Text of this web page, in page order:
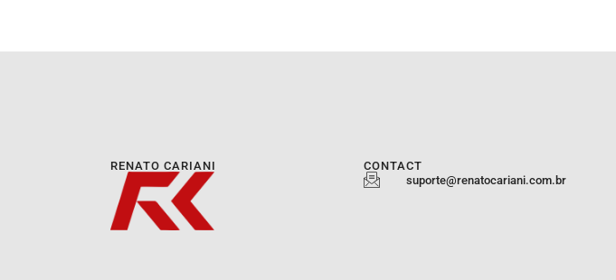
RENATO CARIANI
CONTACT
suporte@renatocariani.com.br